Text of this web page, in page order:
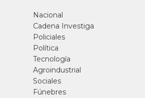
Nacional
Cadena Investiga
Policiales
Política
Tecnología
Agroindustrial
Sociales
Fúnebres